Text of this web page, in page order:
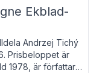
Ekblad-
Andrzej Tichý
Prisbeloppet är
1978, är författare